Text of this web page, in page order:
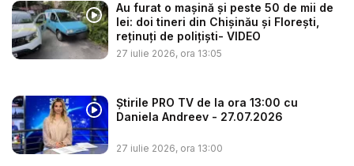
Au furat o mașină și peste 50 de mii de
lei: doi tineri din Chișinău și Florești,
reținuți de polițiști- VIDEO
27 iulie 2026, ora 13:05
Știrile PRO TV de la ora 13:00 cu
Daniela Andreev - 27.07.2026
27 iulie 2026, ora 13:00